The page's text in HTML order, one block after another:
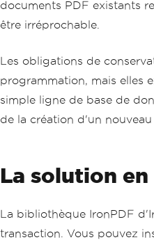
documents PDF existants
être irréprochable.
Les obligations de
programmation, mais elles
simple ligne de base de
de la création d'un
La solution
La bibliothèque IronPDF
transaction. Vous pouvez